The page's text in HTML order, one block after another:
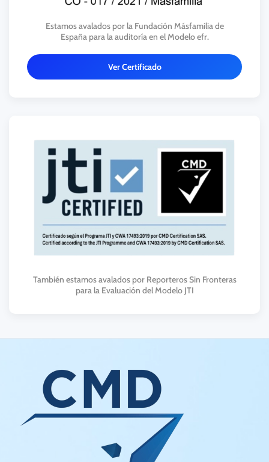
Estamos avalados por la Fundación Másfamilia de
España para la auditoría en el Modelo efr.
Ver Certificado
También estamos avalados por Reporteros Sin Fronteras
para la Evaluación del Modelo JTI